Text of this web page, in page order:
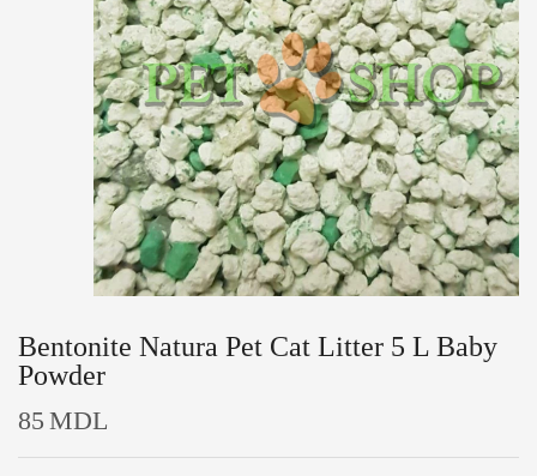
Bentonite Natura Pet Cat Litter 5 L Baby
Powder
85 MDL